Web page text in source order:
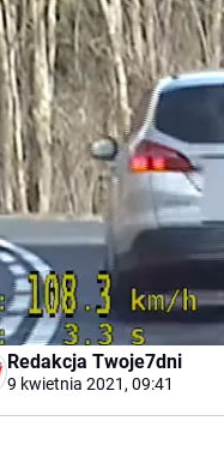
Redakcja Twoje7dni
9 kwietnia 2021, 09:41